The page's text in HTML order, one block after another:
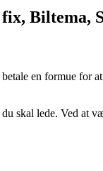
Biltema,
en formue for
skal lede. Ved at